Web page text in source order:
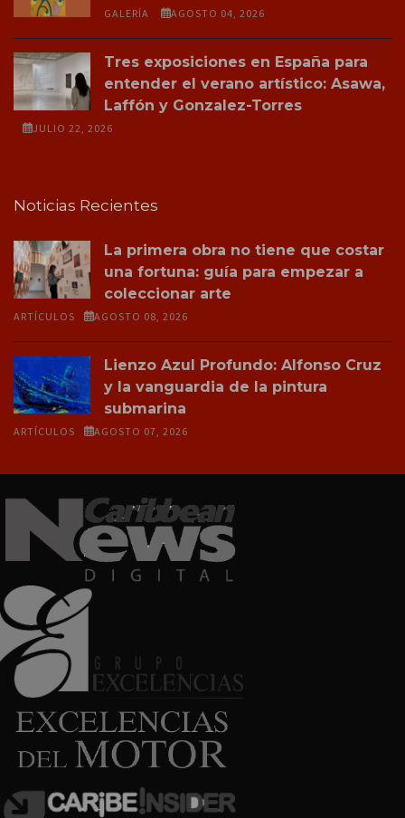
GALERÍA AGOSTO 04, 2026
Tres exposiciones en España para
entender el verano artístico: Asawa,
Laffón y Gonzalez-Torres
JULIO 22, 2026
Noticias Recientes
La primera obra no tiene que costar
una fortuna: guía para empezar a
coleccionar arte
ARTÍCULOS AGOSTO 08, 2026
Lienzo Azul Profundo: Alfonso Cruz
y la vanguardia de la pintura
submarina
ARTÍCULOS AGOSTO 07, 2026